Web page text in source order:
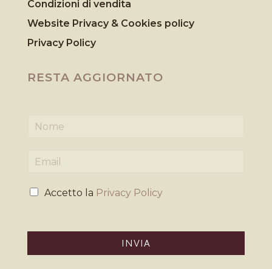
Condizioni di vendita
Website Privacy & Cookies policy
Privacy Policy
RESTA AGGIORNATO
m
iP
Accetto la Privacy Policy
INVIA